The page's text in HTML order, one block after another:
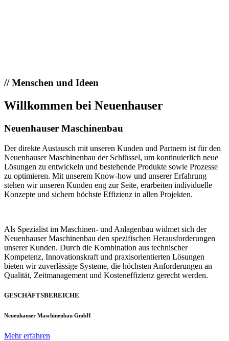
//Menschen und Ideen
Willkommen bei Neuenhauser
Neuenhauser Maschinenbau
Der direkte Austausch mit unseren Kunden und Partnern ist für den
Neuenhauser Maschinenbau der Schlüssel, um kontinuierlich neue
Lösungen zu entwickeln und bestehende Produkte sowie Prozesse
zu optimieren. Mit unserem Know-how und unserer Erfahrung
stehen wir unseren Kunden eng zur Seite, erarbeiten individuelle
Konzepte und sichern höchste Effizienz in allen Projekten.
Als Spezialist im Maschinen- und Anlagenbau widmet sich der
Neuenhauser Maschinenbau den spezifischen Herausforderungen
unserer Kunden. Durch die Kombination aus technischer
Kompetenz, Innovationskraft und praxisorientierten Lösungen
bieten wir zuverlässige Systeme, die höchsten Anforderungen an
Qualität, Zeitmanagement und Kosteneffizienz gerecht werden.
GESCHÄFTSBEREICHE
Neuenhauser Maschinenbau GmbH
Mehr erfahren